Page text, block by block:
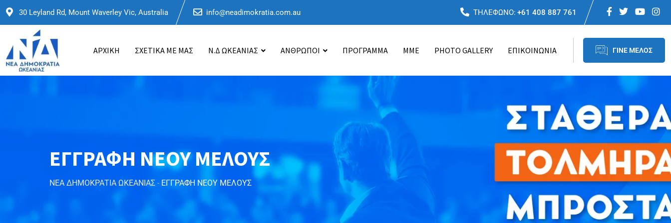
30 Leyland Rd, Mount Waverley Vic, Australia info@neadimokratia.com.au ΤΗΛΕΦΩΝΟ: +61 408 887 761
ΑΡΧΙΚΗ ΣΧΕΤΙΚΑ ΜΕ ΜΑΣ Ν.Δ ΩΚΕΑΝΙΑΣ ΑΝΘΡΩΠΟΙ ΠΡΟΓΡΑΜΜΑ ΜΜΕ PHOTO GALLERY ΕΠΙΚΟΙΝΩΝΙΑ ΓΙΝΕ ΜΕΛΟΣ
ΕΓΓΡΑΦΗ ΝΕΟΥ ΜΕΛΟΥΣ
ΝΕΑ ΔΗΜΟΚΡΑΤΙΑ ΩΚΕΑΝΙΑΣ - ΕΓΓΡΑΦΗ ΝΕΟΥ ΜΕΛΟΥΣ